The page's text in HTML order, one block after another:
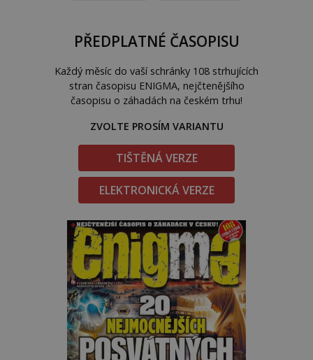
PŘEDPLATNÉ ČASOPISU
Každý měsíc do vaší schránky 108 strhujících
stran časopisu ENIGMA, nejčtenějšího
časopisu o záhadách na českém trhu!
ZVOLTE PROSÍM VARIANTU
TIŠTĚNÁ VERZE
ELEKTRONICKÁ VERZE